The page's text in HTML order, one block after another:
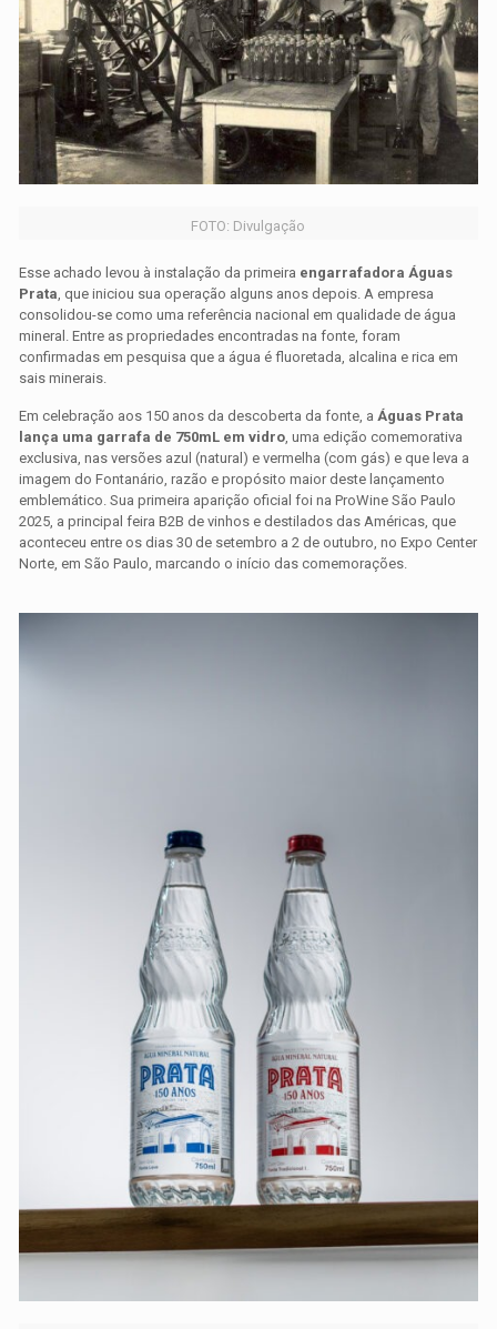
FOTO: Divulgação
Esse achado levou à instalação da primeira engarrafadora Águas
Prata , que iniciou sua operação alguns anos depois. A empresa
consolidou-se como uma referência nacional em qualidade de água
mineral. Entre as propriedades encontradas na fonte, foram
confirmadas em pesquisa que a água é fluoretada, alcalina e rica em
sais minerais.
Em celebração aos 150 anos da descoberta da fonte, a Águas Prata
lança uma garrafa de 750mL em vidro , uma edição comemorativa
exclusiva, nas versões azul (natural) e vermelha (com gás) e que leva a
imagem do Fontanário, razão e propósito maior deste lançamento
emblemático. Sua primeira aparição oficial foi na ProWine São Paulo
2025, a principal feira B2B de vinhos e destilados das Américas, que
aconteceu entre os dias 30 de setembro a 2 de outubro, no Expo Center
Norte, em São Paulo, marcando o início das comemorações.